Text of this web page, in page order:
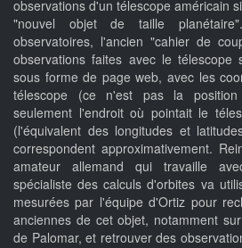
observations d'un télescope américain
"nouvel objet de taille
observatoires, l'ancien "cahier de
observations faites avec le télescope
sous forme de page web, avec les
télescope (ce n'est pas la
seulement l'endroit où pointait le
(l'équivalent des longitudes et
correspondent approximativement.
amateur allemand qui travaille
spécialiste des calculs d'orbites va
mesurées par l'équipe d'Ortiz pour
anciennes de cet objet, notamment
de Palomar, et retrouver des